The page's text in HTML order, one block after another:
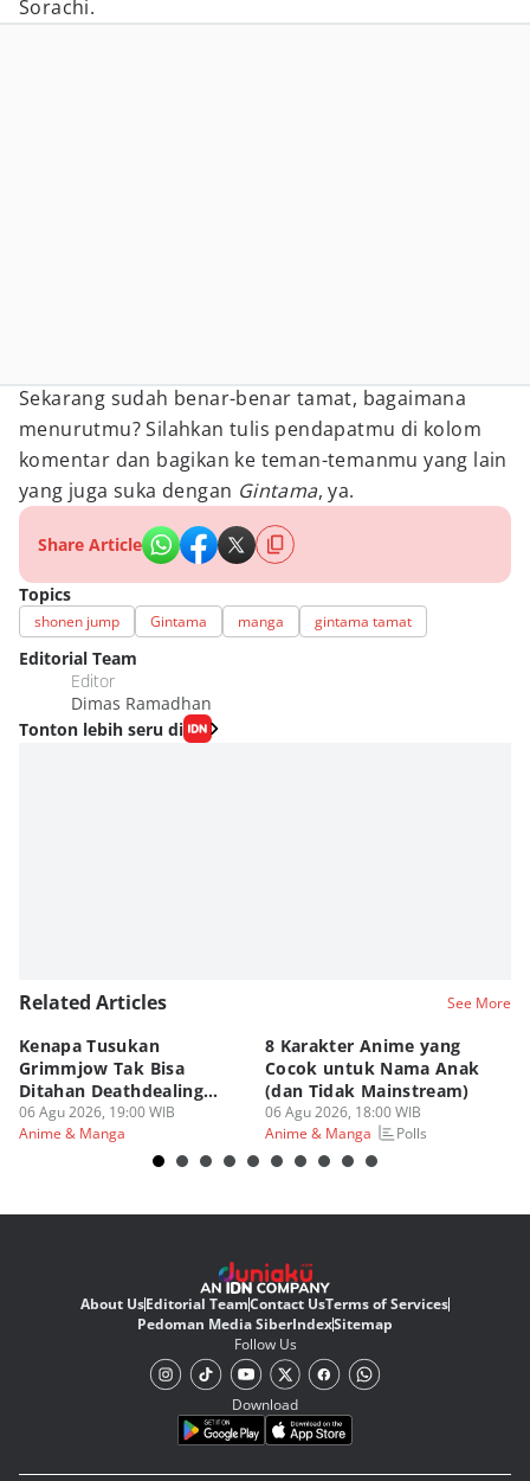
Sorachi.
Sekarang sudah benar-benar tamat, bagaimana
menurutmu? Silahkan tulis pendapatmu di kolom
komentar dan bagikan ke teman-temanmu yang lain
yang juga suka dengan Gintama, ya.
Share Article
Topics
shonen jump Gintama manga gintama tamat
Editorial Team
Editor
Dimas Ramadhan
Tonton lebih seru di
Related Articles See More
Kenapa Tusukan
Grimmjow Tak Bisa
Ditahan Deathdealing
Askin Bleach?
06 Agu 2026, 19:00 WIB
Anime & Manga
8 Karakter Anime yang
Cocok untuk Nama Anak
(dan Tidak Mainstream)
06 Agu 2026, 18:00 WIB
Anime & Manga
Polls
About UsEditorial TeamContact UsTerms of Services
Pedoman Media SiberIndexSitemap
Follow Us
Download